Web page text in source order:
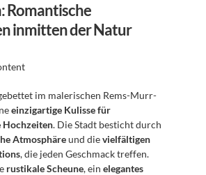
Romantische
inmitten der Natur
im malerischen Rems-Murr-
einzigartige Kulisse für
Hochzeiten. Die Stadt besticht durch
Atmosphäre und die vielfältigen
, die jeden Geschmack treffen.
rustikale Scheune, ein elegantes